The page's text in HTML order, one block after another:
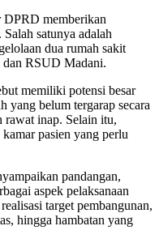
DPRD memberikan
satunya adalah
dua rumah sakit
RSUD Madani.
memiliki potensi besar
yang belum tergarap secara
rawat inap. Selain itu,
pasien yang perlu
pandangan,
aspek pelaksanaan
target pembangunan,
hingga hambatan yang